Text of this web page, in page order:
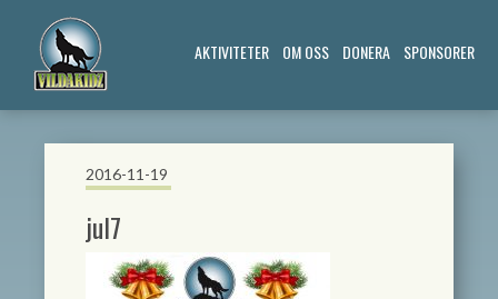
AKTIVITETER OM OSS DONERA SPONSORER
2016-11-19
jul7